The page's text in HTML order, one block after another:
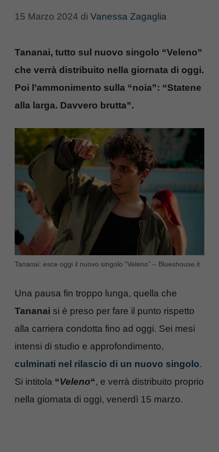
15 Marzo 2024 di Vanessa Zagaglia
Tananai, tutto sul nuovo singolo “Veleno”
che verrà distribuito nella giornata di oggi.
Poi l’ammonimento sulla “noia”: “Statene
alla larga. Davvero brutta”.
Tananai: esce oggi il nuovo singolo “Veleno” – Blueshouse.it
Una pausa fin troppo lunga, quella che
Tananai si è preso per fare il punto rispetto
alla carriera condotta fino ad oggi. Sei mesi
intensi di studio e approfondimento,
culminati nel rilascio di un nuovo singolo.
Si intitola “Veleno“, e verrà distribuito proprio
nella giornata di oggi, venerdì 15 marzo.